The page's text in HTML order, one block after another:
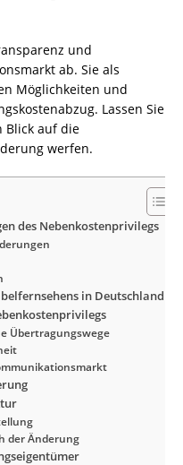
und
ab. Sie als
Möglichkeiten und
Lassen Sie
Blick auf die
werfen.
des Nebenkostenprivilegs
in Deutschland
Übertragungswege
der Änderung